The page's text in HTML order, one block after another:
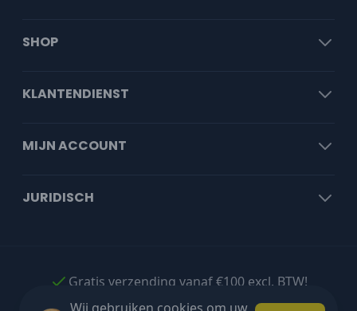
SHOP
KLANTENDIENST
MIJN ACCOUNT
JURIDISCH
Gratis verzending vanaf €100 excl. BTW!